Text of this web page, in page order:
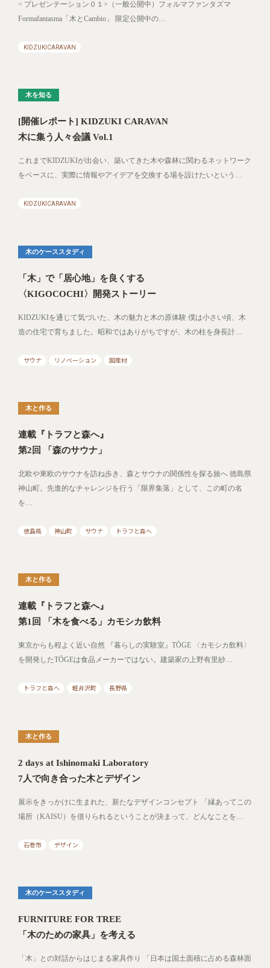
< プレゼンテーション０１>（一般公開中）フォルマファンタズマ
Formafantasma「木とCambio」 限定公開中の…
KIDZUKICARAVAN
木を知る
[開催レポート] KIDZUKI CARAVAN
木に集う人々会議 Vol.1
これまでKIDZUKIが出会い、築いてきた木や森林に関わるネットワーク
をベースに、実際に情報やアイデアを交換する場を設けたいという…
KIDZUKICARAVAN
木のケーススタディ
「木」で「居心地」を良くする
〈KIGOCOCHI〉開発ストーリー
KIDZUKIを通じて気づいた、木の魅力と木の原体験 僕は小さい頃、木
造の住宅で育ちました。昭和ではありがちですが、木の柱を身長計…
サウナ リノベーション 国産材
木と作る
連載『トラフと森へ』
第2回 「森のサウナ」
北欧や東欧のサウナを訪ね歩き、森とサウナの関係性を探る旅へ 徳島県
神山町。先進的なチャレンジを行う「限界集落」として、この町の名
を…
徳島県 神山町 サウナ トラフと森へ
木と作る
連載『トラフと森へ』
第1回 「木を食べる」カモシカ飲料
東京からも程よく近い自然 『暮らしの実験室』TŌGE 〈カモシカ飲料〉
を開発したTŌGEは食品メーカーではない。建築家の上野有里紗…
トラフと森へ 軽井沢町 長野県
木と作る
2 days at Ishinomaki Laboratory
7人で向き合った木とデザイン
展示をきっかけに生まれた、新たなデザインコンセプト 「縁あってこの
場所（KAISU）を借りられるということが決まって、どんなことを…
石巻市 デザイン
木のケーススタディ
FURNITURE FOR TREE
「木のための家具」を考える
「木」との対話からはじまる家具作り 「日本は国土面積に占める森林面